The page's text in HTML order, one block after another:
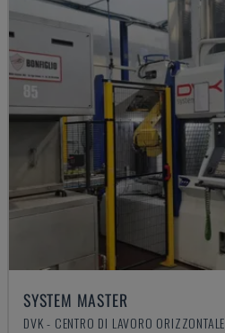
SYSTEM MASTER
DVK - CENTRO DI LAVORO ORIZZONTALE